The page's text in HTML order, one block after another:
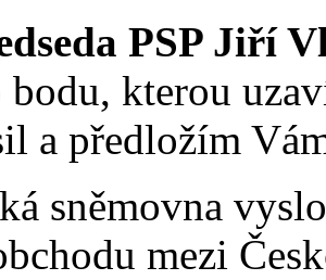
PSP Jiří
kterou
a předložím
sněmovna
mezi